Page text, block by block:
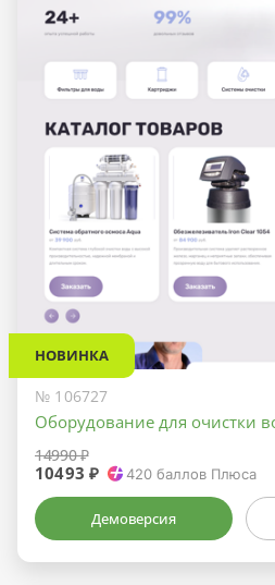
НОВИНКА
№ 106727
Оборудование для очистки
14990 ₽
10493 ₽ 420 баллов Плюса
Демоверсия